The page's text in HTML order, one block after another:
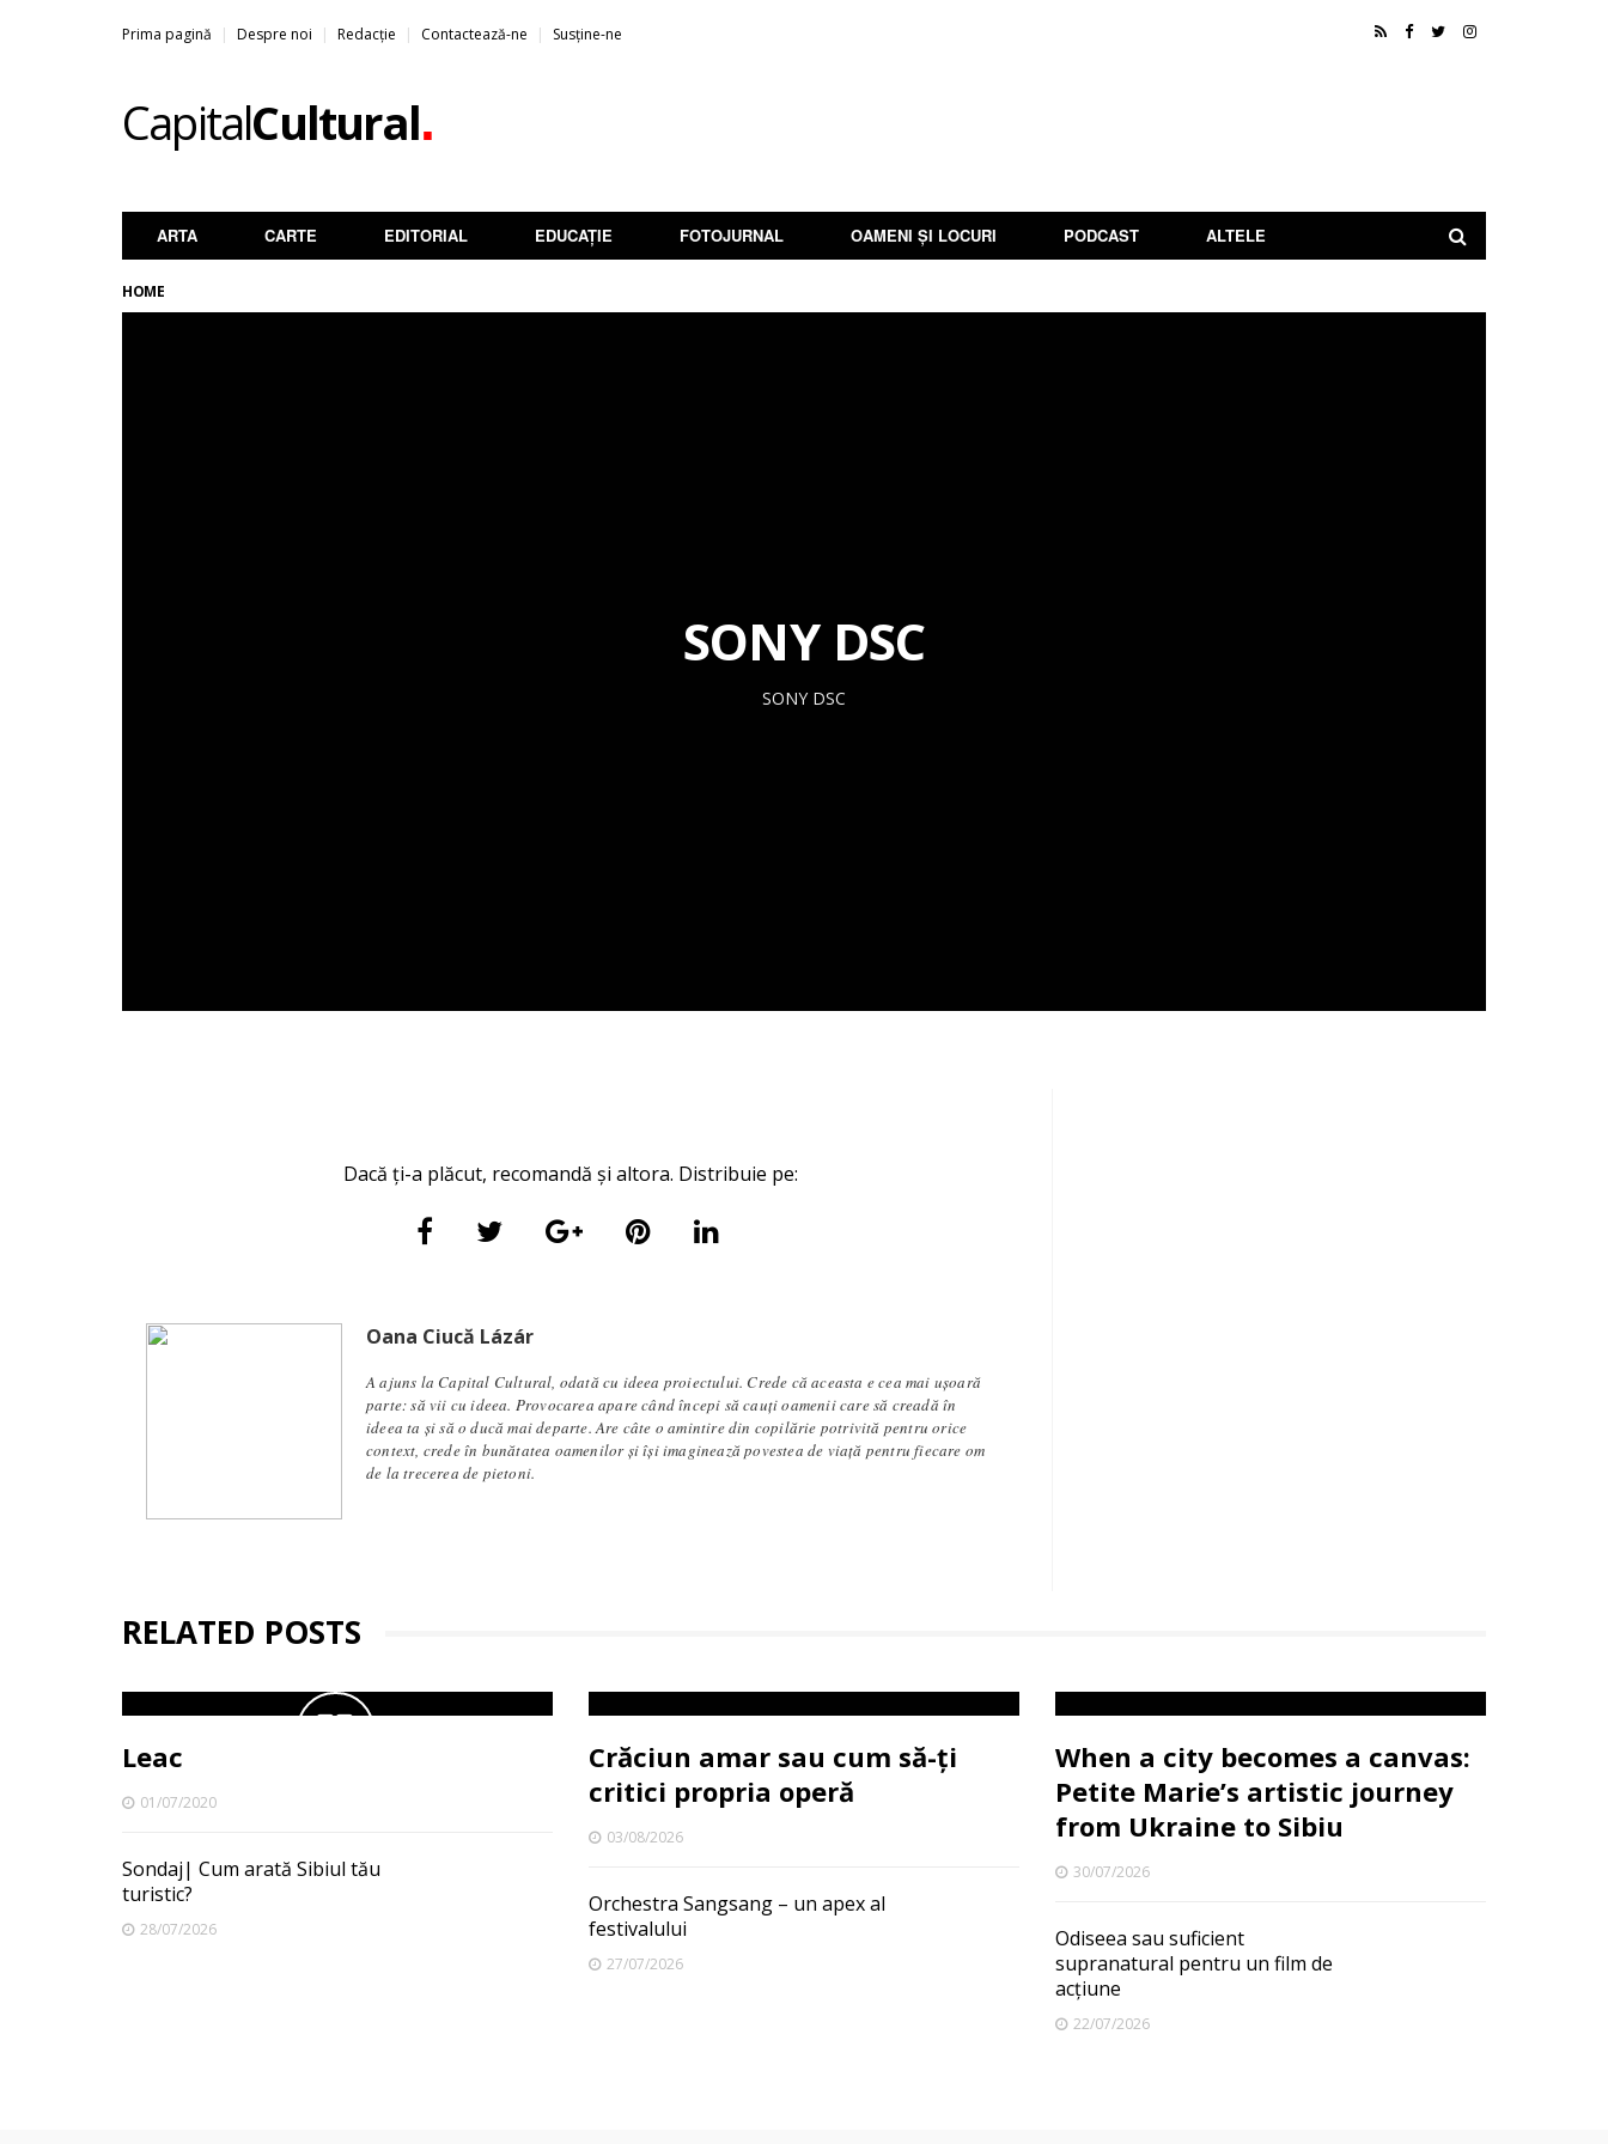
Prima pagină Despre noi Redacție Contactează-ne Susține-ne
CapitalCultural.
ARTA CARTE EDITORIAL EDUCAȚIE FOTOJURNAL OAMENI ȘI LOCURI PODCAST ALTELE
HOME
SONY DSC
SONY DSC
Dacă ți-a plăcut, recomandă și altora. Distribuie pe:
Oana Ciucă Lázár
A ajuns la Capital Cultural, odată cu ideea proiectului. Crede că aceasta e cea mai ușoară
parte: să vii cu ideea. Provocarea apare când începi să cauți oamenii care să creadă în
ideea ta și să o ducă mai departe. Are câte o amintire din copilărie potrivită pentru orice
context, crede în bunătatea oamenilor și își imaginează povestea de viață pentru fiecare om
de la trecerea de pietoni.
RELATED POSTS
Leac
01/07/2020
Sondaj| Cum arată Sibiul tău
turistic?
28/07/2026
Crăciun amar sau cum să-ți
critici propria operă
03/08/2026
Orchestra Sangsang – un apex al
festivalului
27/07/2026
When a city becomes a canvas:
Petite Marie’s artistic journey
from Ukraine to Sibiu
30/07/2026
Odiseea sau suficient
supranatural pentru un film de
acțiune
22/07/2026